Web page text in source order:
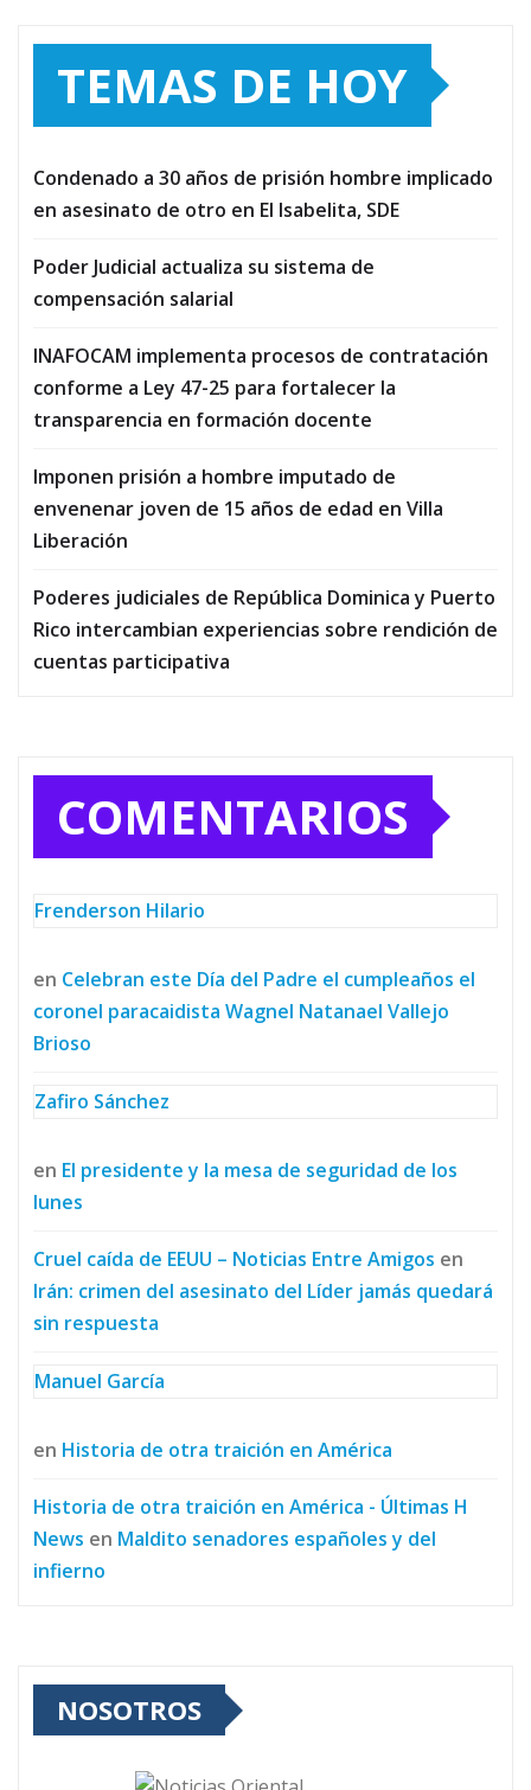
TEMAS DE HOY
Condenado a 30 años de prisión hombre implicado
en asesinato de otro en El Isabelita, SDE
Poder Judicial actualiza su sistema de
compensación salarial
INAFOCAM implementa procesos de contratación
conforme a Ley 47-25 para fortalecer la
transparencia en formación docente
Imponen prisión a hombre imputado de
envenenar joven de 15 años de edad en Villa
Liberación
Poderes judiciales de República Dominica y Puerto
Rico intercambian experiencias sobre rendición de
cuentas participativa
COMENTARIOS
Frenderson Hilario
en Celebran este Día del Padre el cumpleaños el
coronel paracaidista Wagnel Natanael Vallejo
Brioso
Zafiro Sánchez
en El presidente y la mesa de seguridad de los
lunes
Cruel caída de EEUU – Noticias Entre Amigos en
Irán: crimen del asesinato del Líder jamás quedará
sin respuesta
Manuel García
en Historia de otra traición en América
Historia de otra traición en América - Últimas H
News en Maldito senadores españoles y del
infierno
NOSOTROS